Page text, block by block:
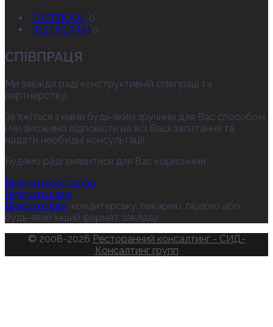
FACEBOOK 0
INSTAGRAM 0
СПІВПРАЦЯ
Ми завжди раді конструктивній співпраці та
партнерству.
Зв’яжіться з нами будь-яким зручним для Вас способом
і ми зможемо відповісти на всі Ваші запитання та
надати необхідні консультації.
Будемо раді виявитися для Вас корисними:
Відкрити ресторан
Відкрити кафе
Відкрити бар, кондитерську, пекарню, піцерію або
будь-який інший формат закладу
© 2008-2026 Ресторанний консалтинг - СИД-
Консалтинг групп